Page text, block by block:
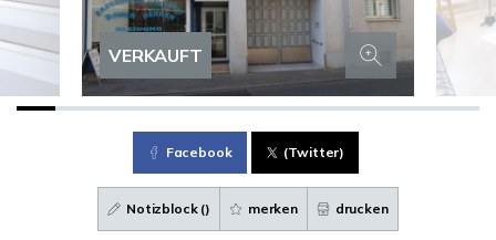
VERKAUFT
Facebook (Twitter)
Notizblock () merken drucken